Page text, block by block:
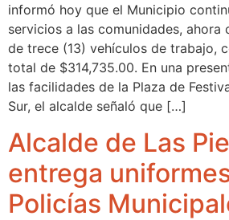
informó hoy que el Municipio
servicios a las comunidades, ahora
de trece (13) vehículos de trabajo,
total de $314,735.00. En una
las facilidades de la Plaza de
Sur, el alcalde señaló que […]
Alcalde de Las
entrega
Policías